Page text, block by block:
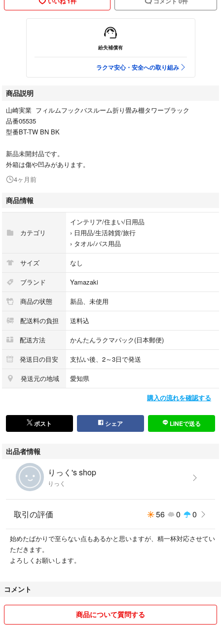
紛失補償有
ラクマ安心・安全への取り組み
商品説明
山崎実業 フィルムフックバスルーム折り畳み棚タワーブラック
品番05535
型番BT-TW BN BK
新品未開封品です。
外箱は傷や凹みがあります。
4ヶ月前
商品情報
カテゴリ
インテリア/住まい/日用品
› 日用品/生活雑貨/旅行
› タオル/バス用品
サイズ なし
ブランド Yamazaki
商品の状態 新品、未使用
配送料の負担 送料込
配送方法 かんたんラクマパック(日本郵便)
発送日の目安 支払い後、2～3日で発送
発送元の地域 愛知県
購入の流れを確認する
ポスト シェア LINEで送る
出品者情報
りっく's shop
りっく
取引の評価 56 0 0
始めたばかりで至らない点もあるかと思いますが、精一杯対応させてい
ただきます。
よろしくお願いします。
コメント
商品について質問する